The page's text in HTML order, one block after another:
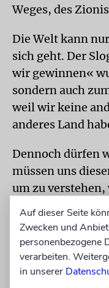
Weges, des
Die Welt kann
sich geht. Der
wir gewinnen«
sondern auch
weil wir keine
anderes Land
Dennoch dürfen
müssen uns
um zu verstehen,
besiegen.
Etwa 1400
grausamen
Auf dieser Seite
Zwecken und
personenbezogene
verarbeiten.
in unserer